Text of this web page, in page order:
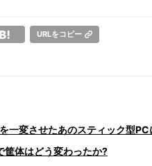
URLをコピー
一変させたあのスティック型
筐体はどう変わったか?